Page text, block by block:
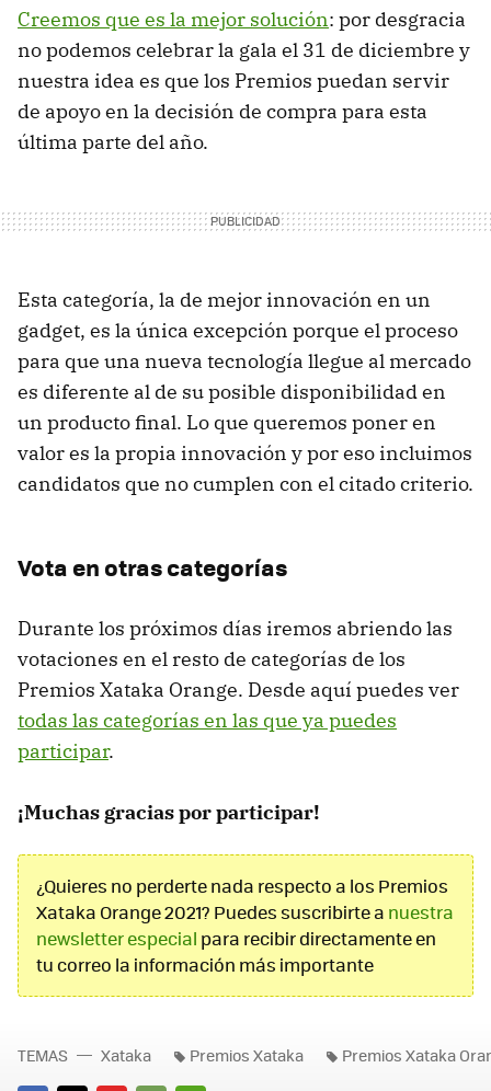
Creemos que es la mejor solución: por desgracia
no podemos celebrar la gala el 31 de diciembre y
nuestra idea es que los Premios puedan servir
de apoyo en la decisión de compra para esta
última parte del año.
Esta categoría, la de mejor innovación en un
gadget, es la única excepción porque el proceso
para que una nueva tecnología llegue al mercado
es diferente al de su posible disponibilidad en
un producto final. Lo que queremos poner en
valor es la propia innovación y por eso incluimos
candidatos que no cumplen con el citado criterio.
Vota en otras categorías
Durante los próximos días iremos abriendo las
votaciones en el resto de categorías de los
Premios Xataka Orange. Desde aquí puedes ver
todas las categorías en las que ya puedes
participar.
¡Muchas gracias por participar!
¿Quieres no perderte nada respecto a los Premios
Xataka Orange 2021? Puedes suscribirte a nuestra
newsletter especial para recibir directamente en
tu correo la información más importante
TEMAS Xataka Premios Xataka Premios Xataka